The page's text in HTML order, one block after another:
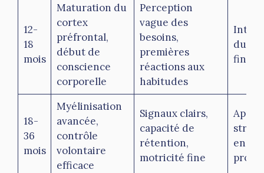
12-
18
mois
Maturation du
cortex
préfrontal,
début de
conscience
corporelle
Perception
vague des
besoins,
premières
réactions aux
habitudes
du
fine
18-
36
mois
Myélinisation
avancée,
contrôle
volontaire
efficace
Signaux clairs,
capacité de
rétention,
motricité fine